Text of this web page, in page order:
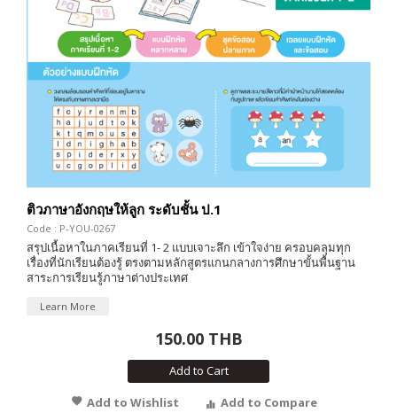
ติวภาษาอังกฤษให้ลูก ระดับชั้น ป.1
Code : P-YOU-0267
สรุปเนื้อหาในภาคเรียนที่ 1- 2 แบบเจาะลึก เข้าใจง่าย ครอบคลุมทุก
เรื่องที่นักเรียนต้องรู้ ตรงตามหลักสูตรแกนกลางการศึกษาขั้นพื้นฐาน
สาระการเรียนรู้ภาษาต่างประเทศ
Learn More
150.00 THB
Add to Cart
Add to Wishlist
Add to Compare